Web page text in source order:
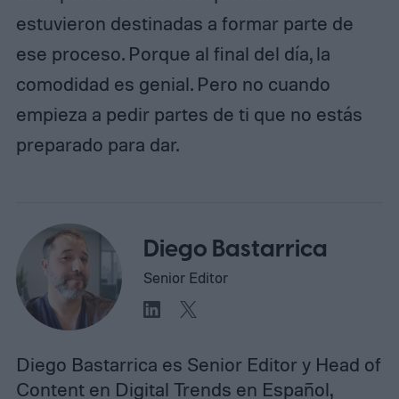
estuvieron destinadas a formar parte de
ese proceso. Porque al final del día, la
comodidad es genial. Pero no cuando
empieza a pedir partes de ti que no estás
preparado para dar.
Diego Bastarrica
Senior Editor
Diego Bastarrica es Senior Editor y Head of
Content en Digital Trends en Español,